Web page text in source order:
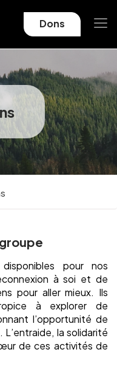
Dons
pour nos
à soi et de
pour aller mieux. Ils
à explorer de
l’opportunité de
la solidarité
de ces activités de